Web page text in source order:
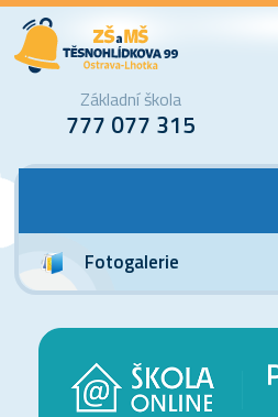
Základní škola
777 077 315
Fotogalerie